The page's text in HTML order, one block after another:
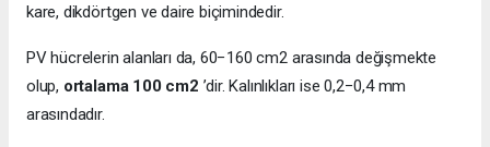
kare, dikdörtgen ve daire biçimindedir.
PV hücrelerin alanları da, 60−160 cm2 arasında değişmekte
olup, ortalama 100 cm2 ’dir. Kalınlıkları ise 0,2−0,4 mm
arasındadır.